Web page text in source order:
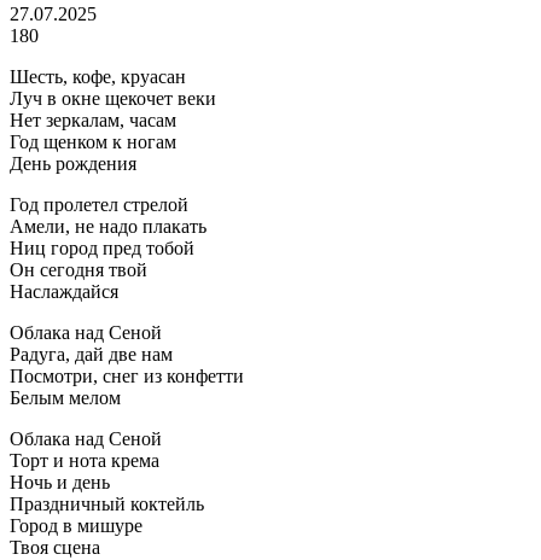
27.07.2025
180
Шесть, кофе, круасан
Луч в окне щекочет веки
Нет зеркалам, часам
Год щенком к ногам
День рождения
Год пролетел стрелой
Амели, не надо плакать
Ниц город пред тобой
Он сегодня твой
Наслаждайся
Облака над Сеной
Радуга, дай две нам
Посмотри, снег из конфетти
Белым мелом
Облака над Сеной
Торт и нота крема
Ночь и день
Праздничный коктейль
Город в мишуре
Твоя сцена